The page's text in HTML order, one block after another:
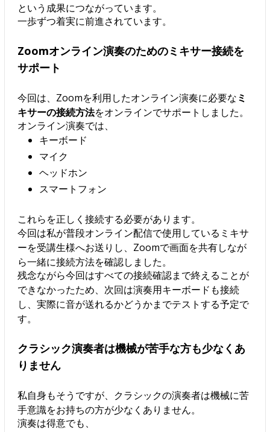
という成果につながっています。
一歩ずつ着実に前進されています。
Zoomオンライン演奏のためのミキサー接続を
サポート
今回は、Zoomを利用したオンライン演奏に必要なミ
キサーの接続方法をオンラインでサポートしました。
オンライン演奏では、
キーボード
マイク
ヘッドホン
スマートフォン
これらを正しく接続する必要があります。
今回は私が普段オンライン配信で使用しているミキサ
ーを受講生様へお送りし、Zoomで画面を共有しなが
ら一緒に接続方法を確認しました。
残念ながら今回はすべての接続確認まで終えることが
できなかったため、次回は演奏用キーボードも接続
し、実際に音が送れるかどうかまでテストする予定で
す。
クラシック演奏者は機械が苦手な方も少なくあ
りません
私自身もそうですが、クラシックの演奏者は機械に苦
手意識をお持ちの方が少なくありません。
演奏は得意でも、